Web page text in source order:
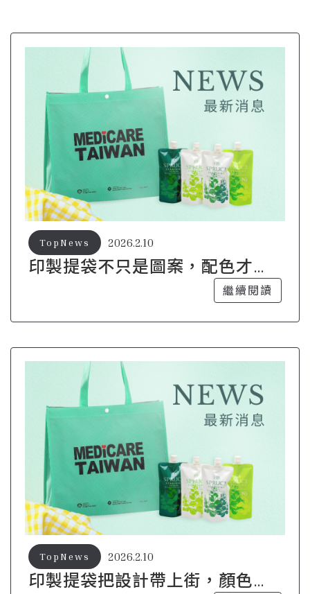
印製提袋不只是圖案，配色才是
2026.2.10
TopNews
繼續閱讀
印製提袋把設計帶上街，顏色就
2026.2.10
TopNews